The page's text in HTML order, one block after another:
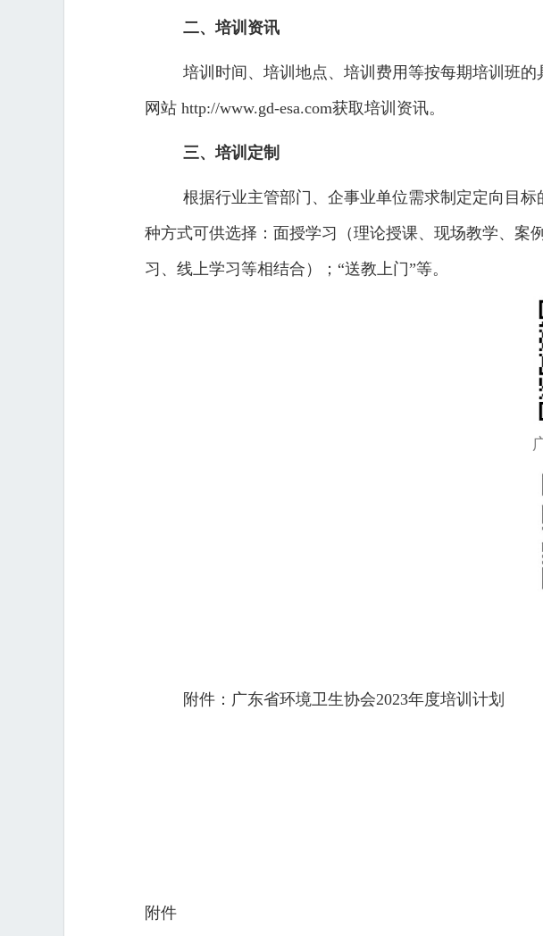
二、培训资讯
培训时间、培训地点、培训费用等按每期培训班
网站 http://www.gd-esa.com获取培训资讯。
三、培训定制
根据行业主管部门、企事业单位需求制定定向目
种方式可供选择：面授学习（理论授课、现场教学、案
习、线上学习等相结合）；“送教上门”等。
附件：广东省环境卫生协会2023年度培训计划
附件